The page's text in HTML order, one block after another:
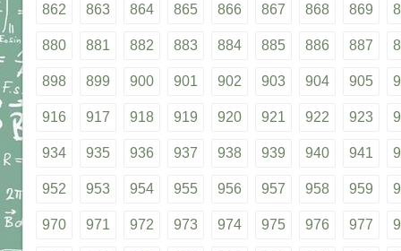
862 863 864 865 866 867 868 869
880 881 882 883 884 885 886 887
898 899 900 901 902 903 904 905
916 917 918 919 920 921 922 923
934 935 936 937 938 939 940 941
952 953 954 955 956 957 958 959
970 971 972 973 974 975 976 977